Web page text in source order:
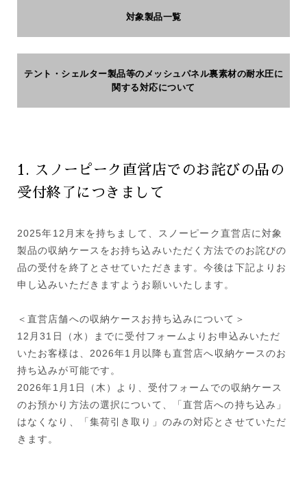
対象製品一覧
テント・シェルター製品等のメッシュパネル裏素材の耐水圧に
関する対応について
1. スノーピーク直営店でのお詫びの品の
受付終了につきまして
2025年12月末を持ちまして、スノーピーク直営店に対象
製品の収納ケースをお持ち込みいただく方法でのお詫びの
品の受付を終了とさせていただきます。今後は下記よりお
申し込みいただきますようお願いいたします。
＜直営店舗への収納ケースお持ち込みについて＞
12月31日（水）までに受付フォームよりお申込みいただ
いたお客様は、2026年1月以降も直営店へ収納ケースのお
持ち込みが可能です。
2026年1月1日（木）より、受付フォームでの収納ケース
のお預かり方法の選択について、「直営店への持ち込み」
はなくなり、「集荷引き取り」のみの対応とさせていただ
きます。